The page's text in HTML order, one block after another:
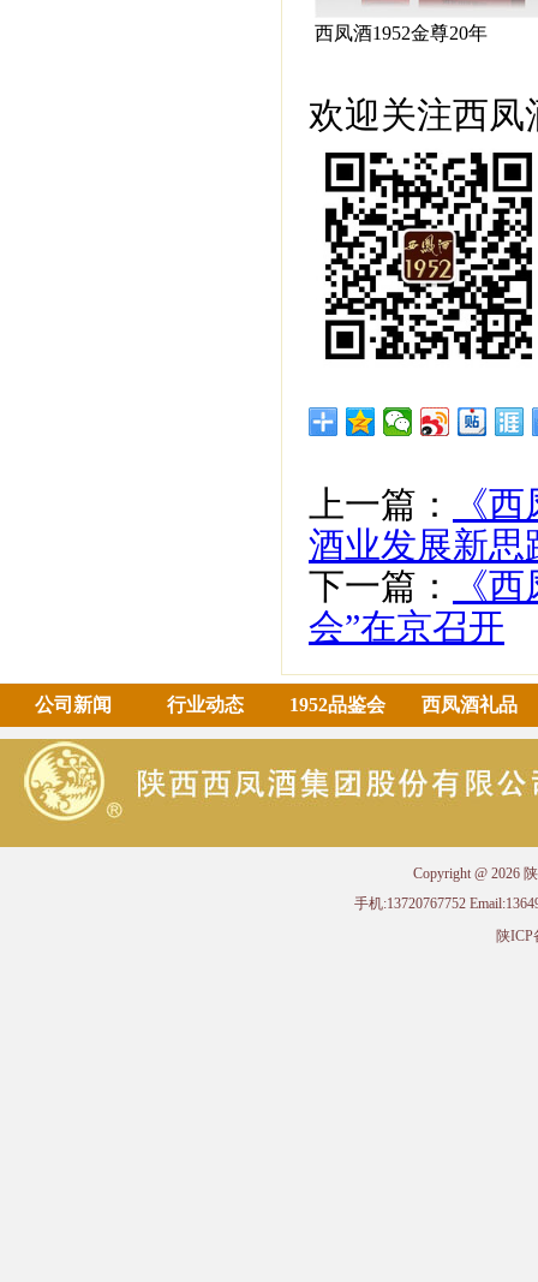
西凤酒1952金尊20年
欢迎关注西凤
上一篇：
《
酒业发展新思
下一篇：
《
会”在京召开
公司新闻 行业动态 1952品鉴会 西凤酒礼品
Copyright @ 2026
手机:13720767752
陕ICP